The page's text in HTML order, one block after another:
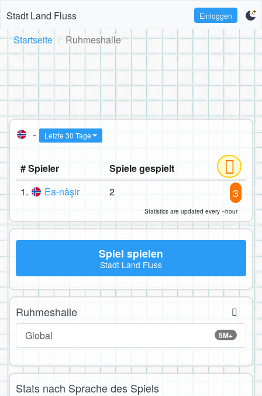
Stadt Land Fluss Einloggen
Startseite Ruhmeshalle
- Letzte 30 Tage
# Spieler
Spiele gespielt
1.
Ea-nâşir 2 3
Statistics are updated every ~hour
Spiel spielen
Stadt Land Fluss
Ruhmeshalle
5M+
Global
Stats nach Sprache des Spiels